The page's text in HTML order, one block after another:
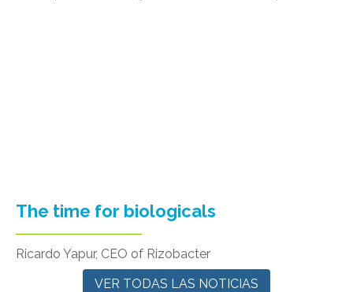
The time for biologicals
Ricardo Yapur, CEO of Rizobacter
VER TODAS LAS NOTICIAS